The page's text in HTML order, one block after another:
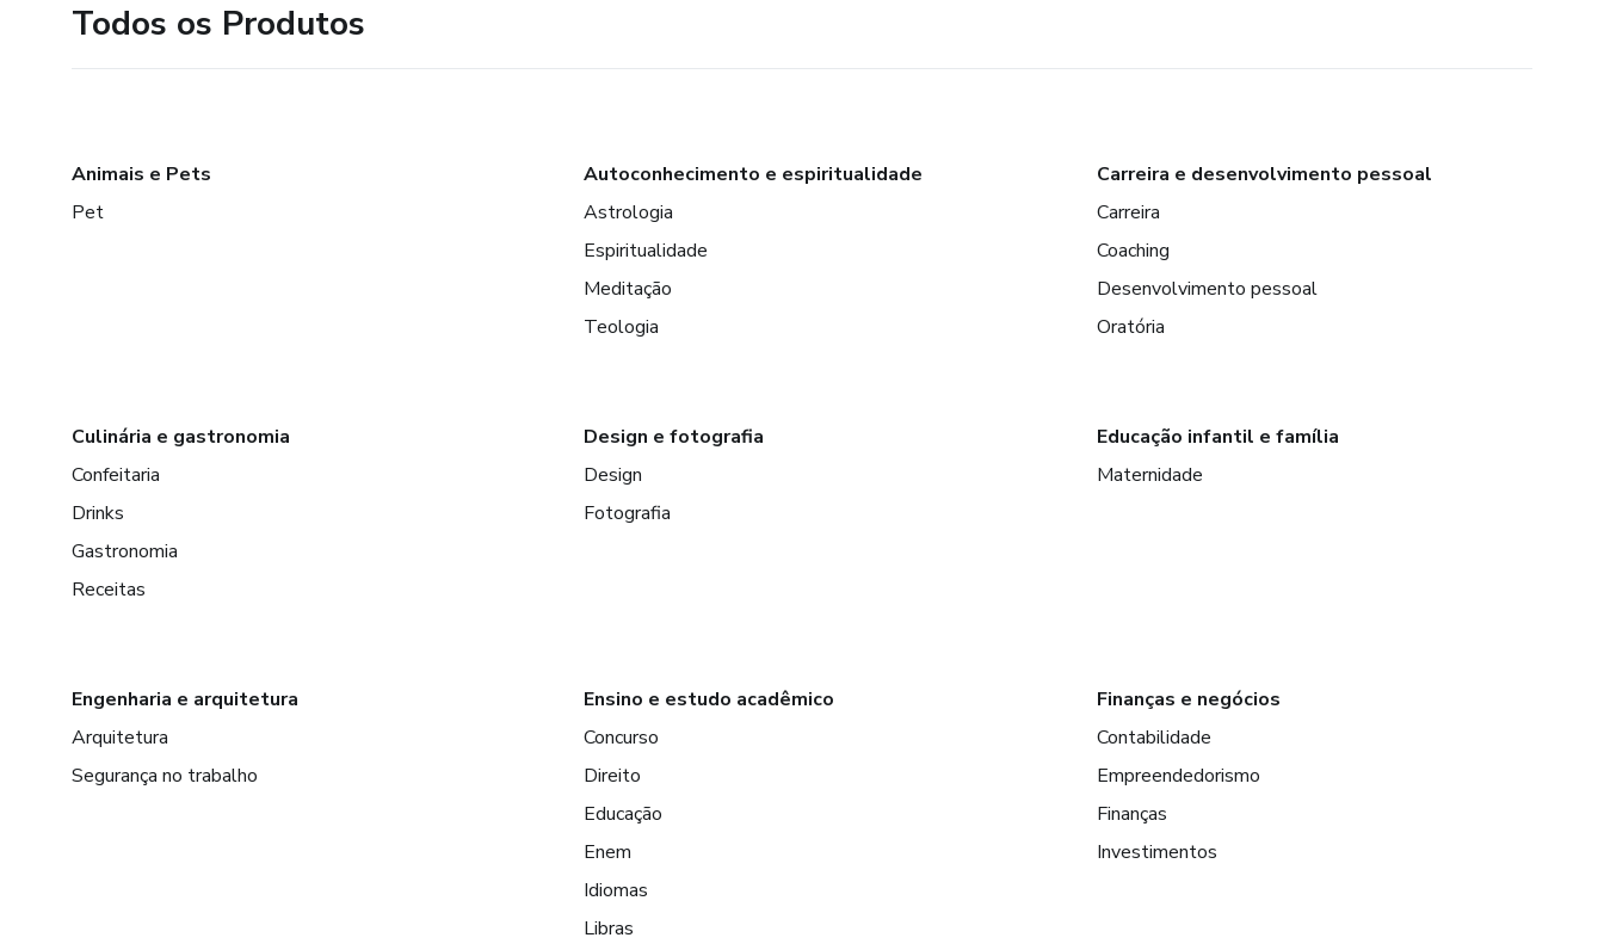
Todos os Produtos
Animais e Pets
Pet
Autoconhecimento e espiritualidade
Astrologia
Espiritualidade
Meditação
Teologia
Carreira e desenvolvimento pessoal
Carreira
Coaching
Desenvolvimento pessoal
Oratória
Culinária e gastronomia
Confeitaria
Drinks
Gastronomia
Receitas
Design e fotografia
Design
Fotografia
Educação infantil e família
Maternidade
Engenharia e arquitetura
Arquitetura
Segurança no trabalho
Ensino e estudo acadêmico
Concurso
Direito
Educação
Enem
Idiomas
Libras
Finanças e negócios
Contabilidade
Empreendedorismo
Finanças
Investimentos